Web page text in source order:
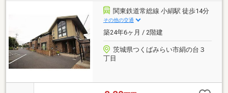
関東鉄道常総線 小絹駅 徒歩14分
その他の交通
築24年6ヶ月 / 2階建
茨城県つくばみらい市絹の台３
丁目